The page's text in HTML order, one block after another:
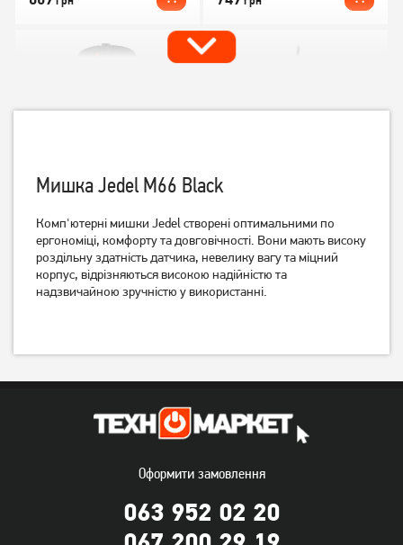
Миша ігрова A4Tech F5 USB
Black (4711421882828)
849грн
Миша ігрова A4Tech X-
710BК USB Black
(4711421757874)
749грн
Миша ігрова Logitech G102
Lightsync USB Black
Миша Gembird MUSGW-
6BL-01 Wireless Black
Мишка Jedel M66 Black
Комп'ютерні мишки Jedel створені оптимальними по
ергономіці, комфорту та довговічності. Вони мають високу
роздільну здатність датчика, невелику вагу та міцний
корпус, відрізняються високою надійністю та
надзвичайною зручністю у використанні.
Оформити замовлення
063 952 02 20